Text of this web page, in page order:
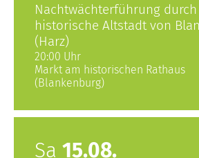
Nachtwächterführung
historische Altstadt von
(Harz)
20:00 Uhr
Markt am historischen Rathaus
(Blankenburg)
Sa 15.08.